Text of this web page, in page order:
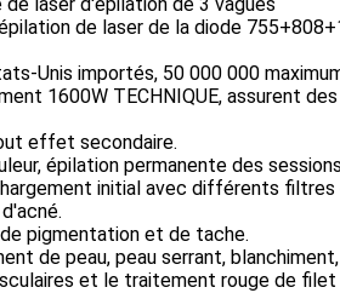
de laser de la diode
Unis importés, 50 000 000
1600W TECHNIQUE, assurent
effet secondaire.
épilation permanente des
initial avec différents filtres
pigmentation et de tache.
de peau, peau serrant,
et le traitement rouge de filet